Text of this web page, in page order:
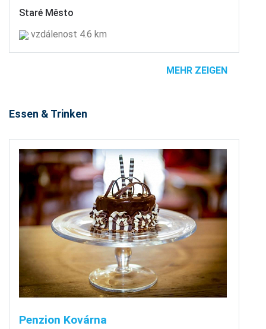
Staré Město
vzdálenost 4.6 km
MEHR ZEIGEN
Essen & Trinken
Penzion Kovárna